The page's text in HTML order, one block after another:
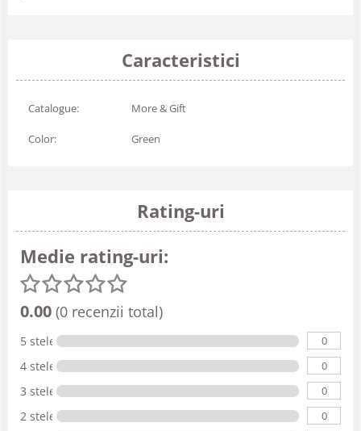
Caracteristici
Catalogue: More & Gift
Color: Green
Rating-uri
Medie rating-uri:
0.00 (0 recenzii total)
5 stele 0
4 stele 0
3 stele 0
2 stele 0